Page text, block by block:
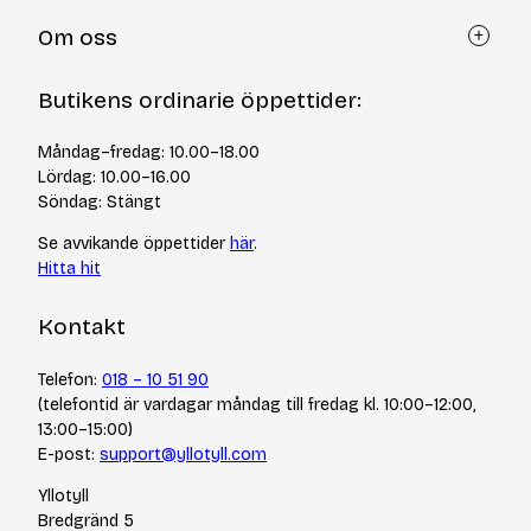
Återköp via formulär
Frågor och svar
Cookiepolicy
Integritetspolicy
Om oss
Om Yllotyll
Kurser & events
Tips & tekniker
Varumärken
Jobba hos oss
Butikens ordinarie öppettider:
Måndag–fredag: 10.00–18.00
Lördag: 10.00–16.00
Söndag: Stängt
Se avvikande öppettider här.
Hitta hit
Kontakt
Telefon: 018 – 10 51 90
(telefontid är vardagar måndag till fredag kl. 10:00–12:00,
13:00–15:00)
E-post: support@yllotyll.com
Yllotyll
Bredgränd 5